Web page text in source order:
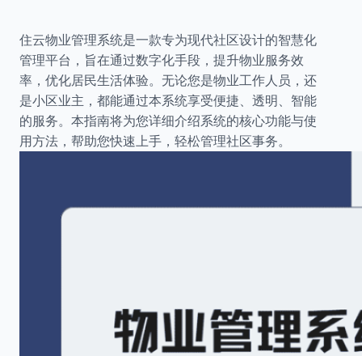
住云物业管理系统是一款专为现代社区设计的智慧化
管理平台，旨在通过数字化手段，提升物业服务效
率，优化居民生活体验。无论您是物业工作人员，还
是小区业主，都能通过本系统享受便捷、透明、智能
的服务。本指南将为您详细介绍系统的核心功能与使
用方法，帮助您快速上手，轻松管理社区事务。